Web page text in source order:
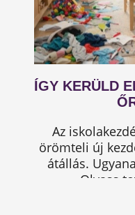
ÍGY KERÜLD
Az
örömteli új
átállás.
Olvass